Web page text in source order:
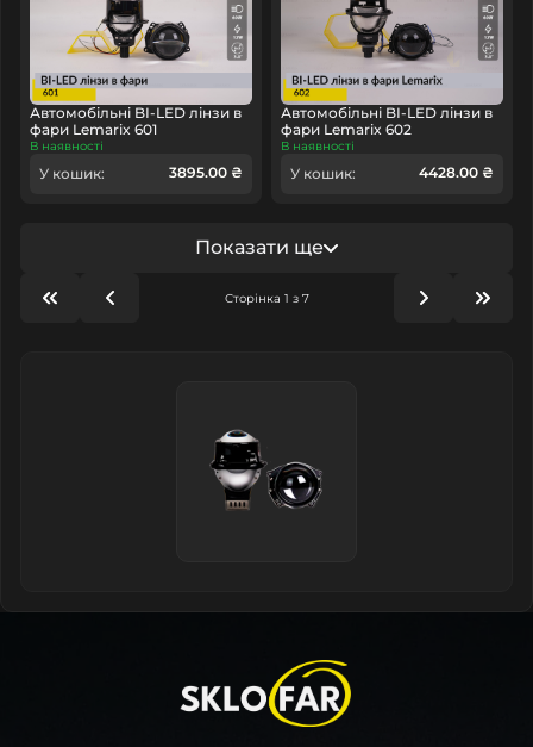
Автомобільні BI-LED лінзи в
фари Lemarix 601
В наявності
У кошик: 3895.00 ₴
Автомобільні BI-LED лінзи в
фари Lemarix 602
В наявності
У кошик: 4428.00 ₴
Показати ще
Сторінка 1 з 7